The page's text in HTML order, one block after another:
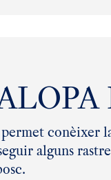
conèixer
alguns